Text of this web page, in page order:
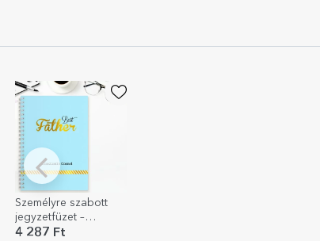
Személyre szabott
jegyzetfüzet –
Legjobb apa, kék
4 287 Ft